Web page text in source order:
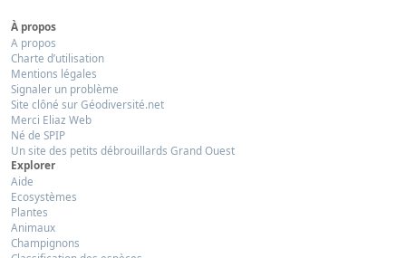
À propos
A propos
Charte d’utilisation
Mentions légales
Signaler un problème
Site clôné sur Géodiversité.net
Merci Eliaz Web
Né de SPIP
Un site des petits débrouillards Grand Ouest
Explorer
Aide
Ecosystèmes
Plantes
Animaux
Champignons